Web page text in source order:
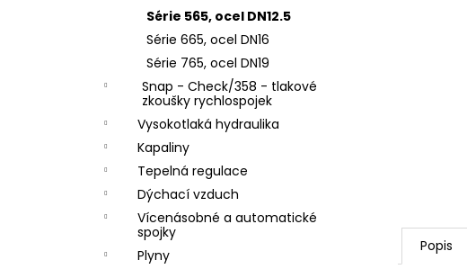
Série 565, ocel DN12.5
Série 665, ocel DN16
Série 765, ocel DN19
Snap - Check/358 - tlakové
zkoušky rychlospojek
Vysokotlaká hydraulika
Kapaliny
Tepelná regulace
Dýchací vzduch
Vícenásobné a automatické
spojky
Plyny
Popis